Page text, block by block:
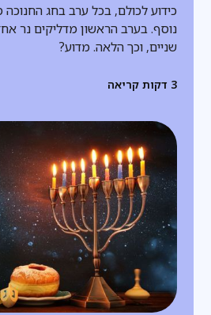
כידוע לכולם, בכל ערב בחג החנוכה
נוסף. בערב הראשון מדליקים נר
שניים, וכך הלאה. מדוע?
3 דקות קריאה